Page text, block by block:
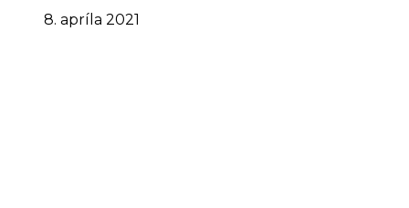
8. apríla 2021